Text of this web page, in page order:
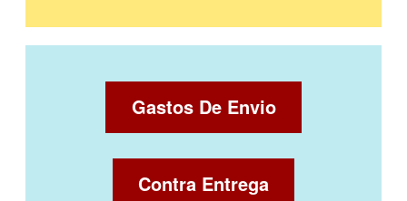
Gastos De Envio
Contra Entrega